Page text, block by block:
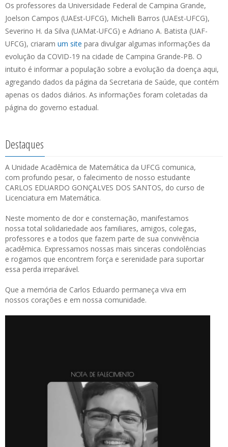
Os professores da Universidade Federal de Campina Grande,
Joelson Campos (UAEst-UFCG), Michelli Barros (UAEst-UFCG),
Severino H. da Silva (UAMat-UFCG) e Adriano A. Batista (UAF-
UFCG), criaram um site para divulgar algumas informações da
evolução da COVID-19 na cidade de Campina Grande-PB. O
intuito é informar a população sobre a evolução da doença aqui,
agregando dados da página da Secretaria de Saúde, que contém
apenas os dados diários. As informações foram coletadas da
página do governo estadual.
Destaques
A Unidade Acadêmica de Matemática da UFCG comunica,
com profundo pesar, o falecimento de nosso estudante
CARLOS EDUARDO GONÇALVES DOS SANTOS, do curso de
Licenciatura em Matemática.
Neste momento de dor e consternação, manifestamos
nossa total solidariedade aos familiares, amigos, colegas,
professores e a todos que fazem parte de sua convivência
acadêmica. Expressamos nossas mais sinceras condolências
e rogamos que encontrem força e serenidade para suportar
essa perda irreparável.
Que a memória de Carlos Eduardo permaneça viva em
nossos corações e em nossa comunidade.